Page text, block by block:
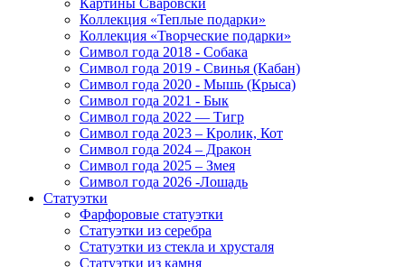
Картины Сваровски
Коллекция «Теплые подарки»
Коллекция «Творческие подарки»
Символ года 2018 - Собака
Символ года 2019 - Свинья (Кабан)
Символ года 2020 - Мышь (Крыса)
Символ года 2021 - Бык
Символ года 2022 — Тигр
Символ года 2023 – Кролик, Кот
Символ года 2024 – Дракон
Символ года 2025 – Змея
Символ года 2026 -Лошадь
Статуэтки
Фарфоровые статуэтки
Статуэтки из серебра
Статуэтки из стекла и хрусталя
Статуэтки из камня